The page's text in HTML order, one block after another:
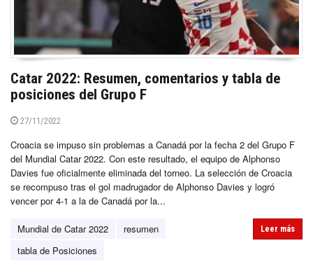
Catar 2022: Resumen, comentarios y tabla de
posiciones del Grupo F
27/11/2022
Croacia se impuso sin problemas a Canadá por la fecha 2 del Grupo F
del Mundial Catar 2022. Con este resultado, el equipo de Alphonso
Davies fue oficialmente eliminada del torneo. La selección de Croacia
se recompuso tras el gol madrugador de Alphonso Davies y logró
vencer por 4-1 a la de Canadá por la...
Mundial de Catar 2022
resumen
tabla de Posiciones
Leer más